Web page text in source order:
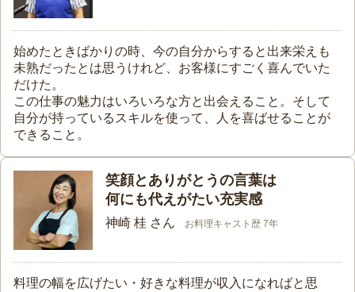
始めたときばかりの時、今の自分からすると出来栄えも
未熟だったとは思うけれど、お客様にすごく喜んでいた
だけた。
この仕事の魅力はいろいろな方と出会えること。そして
自分が持っているスキルを使って、人を喜ばせることが
できること。
笑顔とありがとうの言葉は
何にも代えがたい充実感
神崎 桂 さん お料理キャスト歴 7年
料理の幅を広げたい・好きな料理が収入になればと思